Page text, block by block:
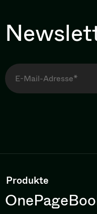
Produkte